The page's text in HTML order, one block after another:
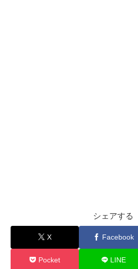
シェアする
X Facebook
Pocket LINE